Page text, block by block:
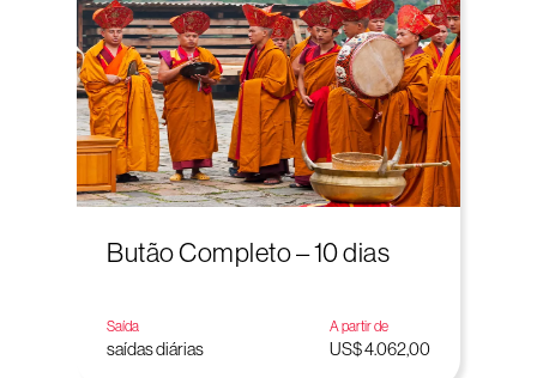
Butão Completo – 10 dias
Saída
saídas diárias
A partir de
US$ 4.062,00